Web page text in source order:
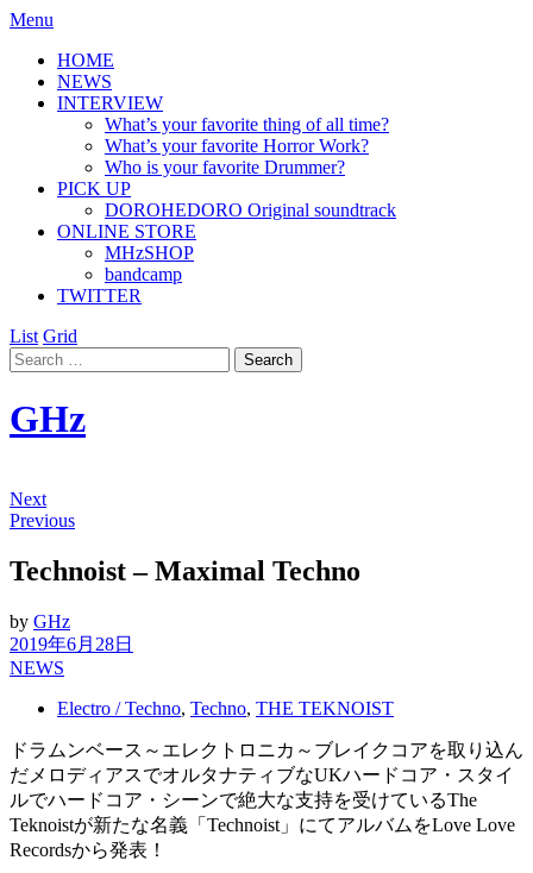
Menu
HOME
NEWS
INTERVIEW
What’s your favorite thing of all time?
What’s your favorite Horror Work?
Who is your favorite Drummer?
PICK UP
DOROHEDORO Original soundtrack
ONLINE STORE
MHzSHOP
bandcamp
TWITTER
List Grid
GHz
Next
Previous
Technoist – Maximal Techno
by GHz
2019年6月28日
NEWS
Electro / Techno, Techno, THE TEKNOIST
ドラムンベース～エレクトロニカ～ブレイクコアを取り込ん
だメロディアスでオルタナティブなUKハードコア・スタイ
ルでハードコア・シーンで絶大な支持を受けているThe
Teknoistが新たな名義「Technoist」にてアルバムをLove Love
Recordsから発表！